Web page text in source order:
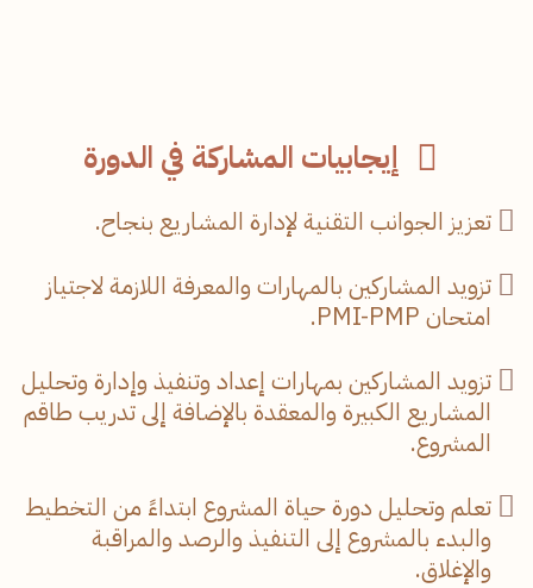
إيجابيات المشاركة في الدورة
تعزيز الجوانب التقنية لإدارة المشاريع بنجاح.
تزويد المشاركين بالمهارات والمعرفة اللازمة لاجتياز
امتحان PMI-PMP.
تزويد المشاركين بمهارات إعداد وتنفيذ وإدارة وتحليل
المشاريع الكبيرة والمعقدة بالإضافة إلى تدريب طاقم
المشروع.
تعلم وتحليل دورة حياة المشروع ابتداءً من التخطيط
والبدء بالمشروع إلى التنفيذ والرصد والمراقبة
والإغلاق.